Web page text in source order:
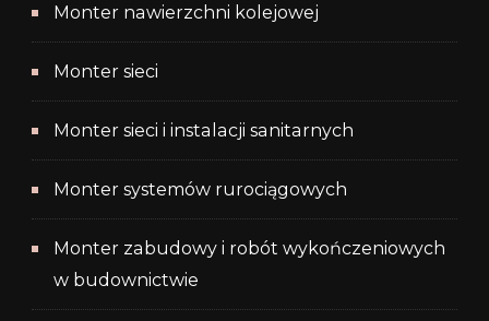
Monter nawierzchni kolejowej
Monter sieci
Monter sieci i instalacji sanitarnych
Monter systemów rurociągowych
Monter zabudowy i robót wykończeniowych
w budownictwie